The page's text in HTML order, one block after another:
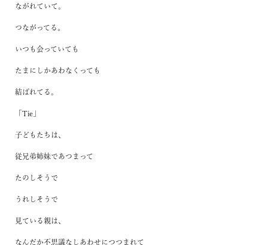
ながれていて。
つながってる。
いつも会っていても
たまにしかあわなくっても
結ばれてる。
「Tie」
子どもたちは、
従兄弟姉妹であつまって
たのしそうで
うれしそうで
見ている親は、
なんだか不思議なしあわせにつつまれて